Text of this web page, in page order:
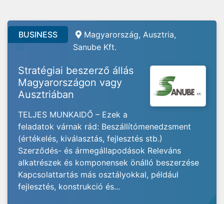
BUSINESS
Magyarország, Ausztria,
Sanube Kft.
Stratégiai beszerző állás
Magyarországon vagy
Ausztriában
TELJES MUNKAIDŐ – Ezek a
feladatok várnak rád: Beszállítómenedzsment
(értékelés, kiválasztás, fejlesztés stb.)
Szerződés- és ármegállapodások Releváns
alkatrészek és komponensek önálló beszerzése
Kapcsolattartás más osztályokkal, például
fejlesztés, konstrukció és...